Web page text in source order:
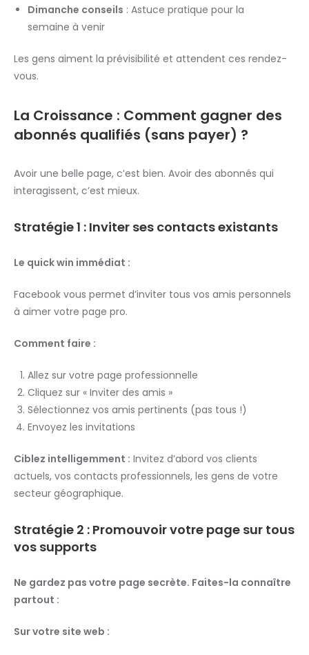
Dimanche conseils : Astuce pratique pour la
semaine à venir
Les gens aiment la prévisibilité et attendent ces rendez-
vous.
La Croissance : Comment gagner des
abonnés qualifiés (sans payer) ?
Avoir une belle page, c’est bien. Avoir des abonnés qui
interagissent, c’est mieux.
Stratégie 1 : Inviter ses contacts existants
Le quick win immédiat :
Facebook vous permet d’inviter tous vos amis personnels
à aimer votre page pro.
Comment faire :
Allez sur votre page professionnelle
Cliquez sur « Inviter des amis »
Sélectionnez vos amis pertinents (pas tous !)
Envoyez les invitations
Ciblez intelligemment : Invitez d’abord vos clients
actuels, vos contacts professionnels, les gens de votre
secteur géographique.
Stratégie 2 : Promouvoir votre page sur tous
vos supports
Ne gardez pas votre page secrète. Faites-la connaître
partout :
Sur votre site web :